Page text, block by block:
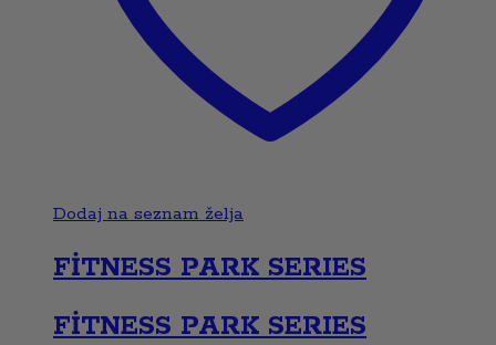
Dodaj na seznam želja
FİTNESS PARK SERIES
FİTNESS PARK SERIES